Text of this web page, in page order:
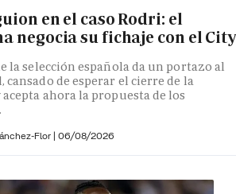
en el caso Rodri: el
negocia su fichaje con el City
la selección española da un portazo al
cansado de esperar el cierre de la
ahora la propuesta de los
Flor | 06/08/2026